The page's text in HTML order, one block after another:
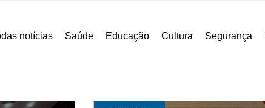
notícias Saúde Educação Cultura Segurança